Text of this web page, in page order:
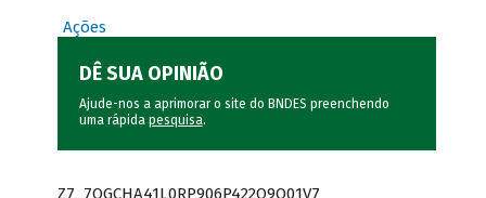
Ações
DÊ SUA OPINIÃO
Ajude-nos a aprimorar o site do BNDES preenchendo
uma rápida pesquisa.
Z7_7QGCHA41L0RP906P422Q9Q01V7